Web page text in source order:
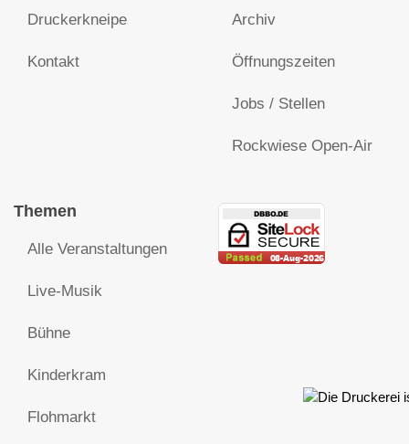
Druckerkneipe
Kontakt
Archiv
Öffnungszeiten
Jobs / Stellen
Rockwiese Open-Air
Themen
Alle Veranstaltungen
Live-Musik
Bühne
Kinderkram
Flohmarkt